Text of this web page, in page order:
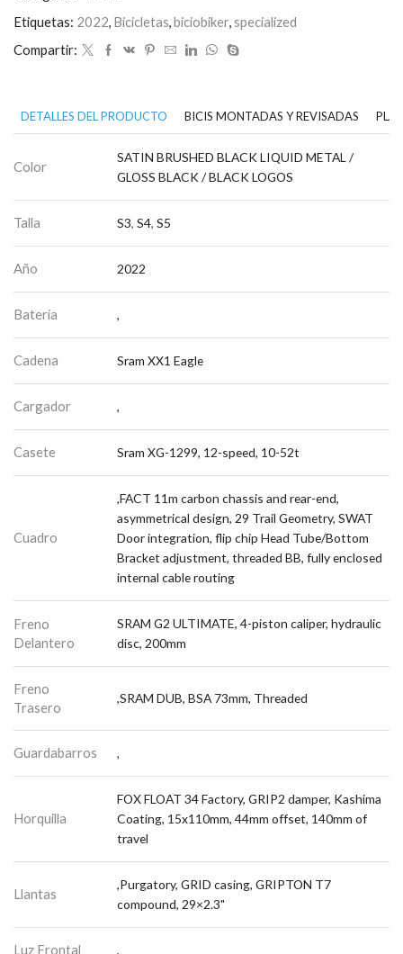
Etiquetas: 2022, Bicicletas,biciobiker,specialized
Compartir:
DETALLES DEL PRODUCTO BICIS MONTADAS Y REVISADAS
Color
SATIN BRUSHED BLACK LIQUID METAL /
GLOSS BLACK / BLACK LOGOS
Talla S3, S4, S5
Año 2022
Batería ,
Cadena Sram XX1 Eagle
Cargador ,
Casete Sram XG-1299, 12-speed, 10-52t
Cuadro
,FACT 11m carbon chassis and rear-end,
asymmetrical design, 29 Trail Geometry, SWAT
Door integration, flip chip Head Tube/Bottom
Bracket adjustment, threaded BB, fully enclosed
internal cable routing
Freno
Delantero
SRAM G2 ULTIMATE, 4-piston caliper, hydraulic
disc, 200mm
Freno
Trasero
,SRAM DUB, BSA 73mm, Threaded
Guardabarros ,
Horquilla
FOX FLOAT 34 Factory, GRIP2 damper, Kashima
Coating, 15x110mm, 44mm offset, 140mm of
travel
Llantas
,Purgatory, GRID casing, GRIPTON T7
compound, 29×2.3"
Luz Frontal ,